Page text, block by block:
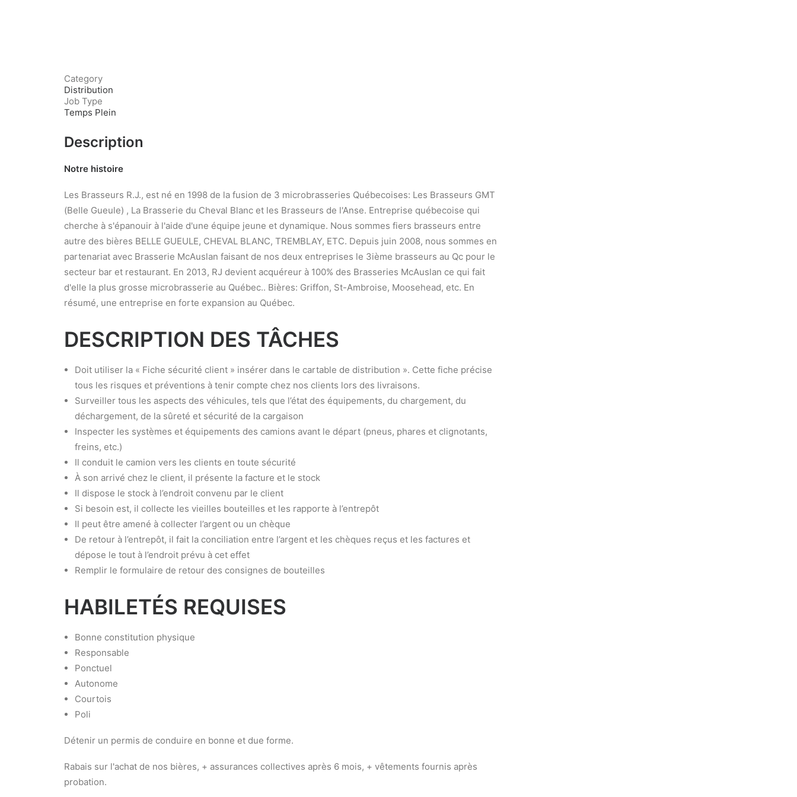
Category
Distribution
Job Type
Temps Plein
Description
Notre histoire
Les Brasseurs R.J., est né en 1998 de la fusion de 3 microbrasseries Québecoises: Les Brasseurs GMT
(Belle Gueule) , La Brasserie du Cheval Blanc et les Brasseurs de l'Anse. Entreprise québecoise qui
cherche à s'épanouir à l'aide d'une équipe jeune et dynamique. Nous sommes fiers brasseurs entre
autre des bières BELLE GUEULE, CHEVAL BLANC, TREMBLAY, ETC. Depuis juin 2008, nous sommes en
partenariat avec Brasserie McAuslan faisant de nos deux entreprises le 3ième brasseurs au Qc pour le
secteur bar et restaurant. En 2013, RJ devient acquéreur à 100% des Brasseries McAuslan ce qui fait
d'elle la plus grosse microbrasserie au Québec.. Bières: Griffon, St-Ambroise, Moosehead, etc. En
résumé, une entreprise en forte expansion au Québec.
DESCRIPTION DES TÂCHES
Doit utiliser la « Fiche sécurité client » insérer dans le cartable de distribution ». Cette fiche précise
tous les risques et préventions à tenir compte chez nos clients lors des livraisons.
Surveiller tous les aspects des véhicules, tels que l’état des équipements, du chargement, du
déchargement, de la sûreté et sécurité de la cargaison
Inspecter les systèmes et équipements des camions avant le départ (pneus, phares et clignotants,
freins, etc.)
Il conduit le camion vers les clients en toute sécurité
À son arrivé chez le client, il présente la facture et le stock
Il dispose le stock à l’endroit convenu par le client
Si besoin est, il collecte les vieilles bouteilles et les rapporte à l’entrepôt
Il peut être amené à collecter l’argent ou un chèque
De retour à l’entrepôt, il fait la conciliation entre l’argent et les chèques reçus et les factures et
dépose le tout à l’endroit prévu à cet effet
Remplir le formulaire de retour des consignes de bouteilles
HABILETÉS REQUISES
Bonne constitution physique
Responsable
Ponctuel
Autonome
Courtois
Poli
Détenir un permis de conduire en bonne et due forme.
Rabais sur l'achat de nos bières, + assurances collectives après 6 mois, + vêtements fournis après
probation.